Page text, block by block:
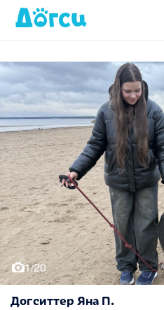
1/20
Догситтер Яна П.